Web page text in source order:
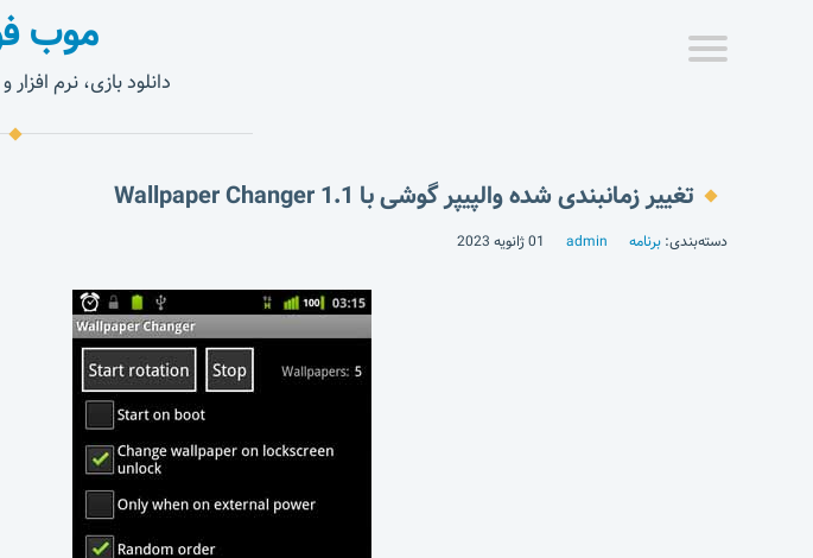
موب
دانلود بازی، نرم افزار
تغییر زمانبندی شده والپیپر گوشی با Wallpaper Changer 1.1
دسته‌بندی: برنامه admin 01 ژانویه 2023